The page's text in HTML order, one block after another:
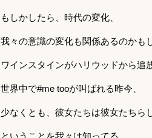
もしかしたら、時代の変化、
我々の意識の変化も関係あるのかも
ワインスタインがハリウッドから追
世界中で#me tooが叫ばれる昨今、
少なくとも、彼女たちは彼女たちら
ということを我々は知ってる。